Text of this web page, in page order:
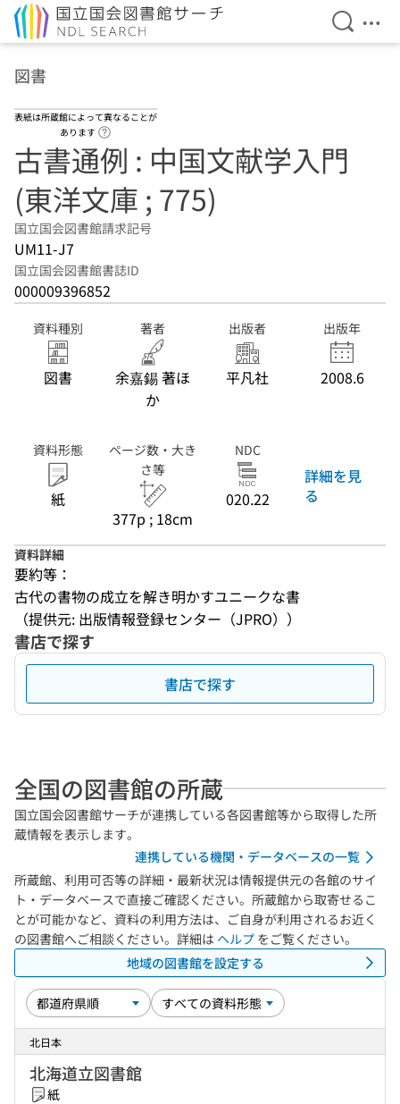
検索を
メ
図書
表紙は所蔵館によって異なることが
あります
古書通例 : 中国文献学入門
(東洋文庫 ; 775)
国立国会図書館請求記号
UM11-J7
国立国会図書館書誌ID
000009396852
資料種別
図書
著者
余嘉錫 著ほ
か
出版者
平凡社
出版年
2008.6
資料形態
紙
ページ数・大き
さ等
377p ; 18cm
NDC
020.22
詳細を見
る
資料詳細
要約等：
古代の書物の成立を解き明かすユニークな書
（提供元: 出版情報登録センター（JPRO））
書店で探す
書店で探す
全国の図書館の所蔵
国立国会図書館サーチが連携している各図書館等から取得した所
蔵情報を表示します。
連携している機関・データベースの一覧
所蔵館、利用可否等の詳細・最新状況は情報提供元の各館のサイ
ト・データベースで直接ご確認ください。所蔵館から取寄せるこ
とが可能かなど、資料の利用方法は、ご自身が利用されるお近く
の図書館へご相談ください。詳細は ヘルプ をご覧ください。
地域の図書館を設定する
北日本
北海道立図書館
紙